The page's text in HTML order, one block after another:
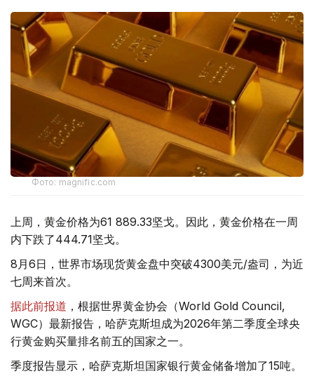
Фото: magnific.com
上周，黄金价格为61 889.33坚戈。因此，黄金价格在一周
内下跌了444.71坚戈。
8月6日，世界市场现货黄金盘中突破4300美元/盎司，为近
七周来首次。
据此前报道 ，根据世界黄金协会（World Gold Council,
WGC）最新报告，哈萨克斯坦成为2026年第二季度全球央
行黄金购买量排名前五的国家之一。
季度报告显示，哈萨克斯坦国家银行黄金储备增加了15吨。